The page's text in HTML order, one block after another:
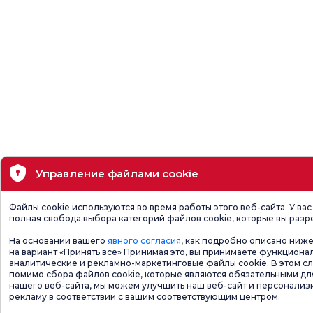
Управление файлами cookie
Файлы cookie используются во время работы этого веб-сайта. У вас
полная свобода выбора категорий файлов cookie, которые вы
На основании вашего явного согласия, как подробно описано
на вариант «Принять все» Принимая это, вы принимаете
аналитические и рекламно-маркетинговые файлы cookie. В этом
помимо сбора файлов cookie, которые являются обязательными
нашего веб-сайта, мы можем улучшить наш веб-сайт и
рекламу в соответствии с вашим соответствующим центром.